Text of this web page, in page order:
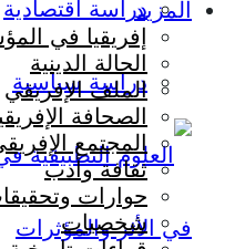
دراسة اقتصادية
دراسة سياسية
المزيد
إفريقيا في
الحالة الدينية
الملف الإفريقي
الصحافة
المجتمع
ثقافة وأدب
حوارات
شخصيات